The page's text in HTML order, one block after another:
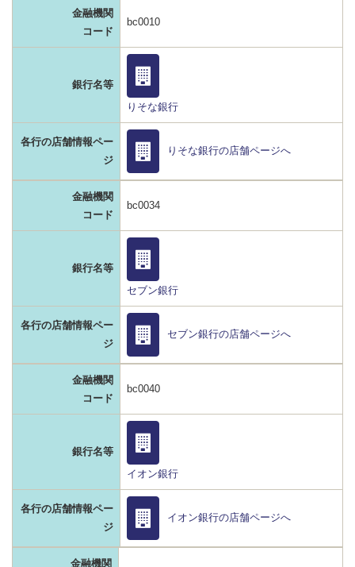
金融機関
コード
bc0010
銀行名等
りそな銀行
各行の店舗情報ペー
ジ
りそな銀行の店舗ページへ
金融機関
コード
bc0034
銀行名等
セブン銀行
各行の店舗情報ペー
ジ
セブン銀行の店舗ページへ
金融機関
コード
bc0040
銀行名等
イオン銀行
各行の店舗情報ペー
ジ
イオン銀行の店舗ページへ
金融機関